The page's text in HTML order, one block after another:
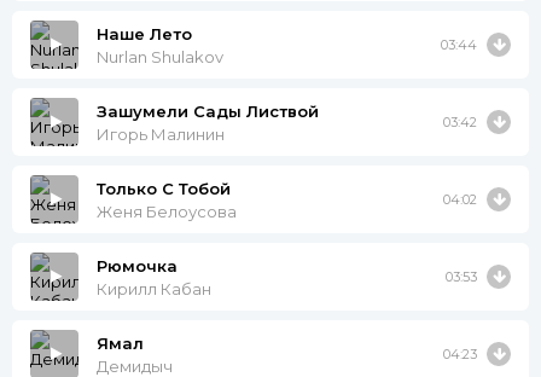
Наше Лето
Nurlan Shulakov
03:44
Зашумели Сады Листвой
Игорь Малинин
03:42
Только С Тобой
Женя Белоусова
04:02
Рюмочка
Кирилл Кабан
03:53
Ямал
Демидыч
04:23